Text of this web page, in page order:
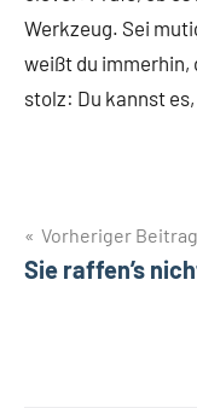
Werkzeug. Sei
weißt du immerhin,
stolz: Du kannst
Vorheriger Beitrag
Sie raffen’s